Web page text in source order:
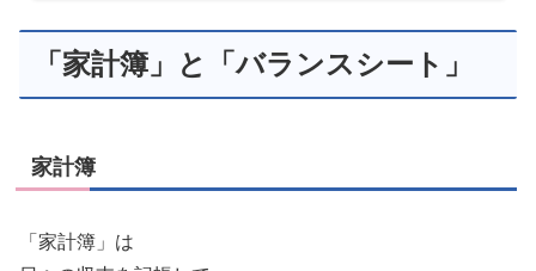
「家計簿」と「バランスシート」
家計簿
「家計簿」は